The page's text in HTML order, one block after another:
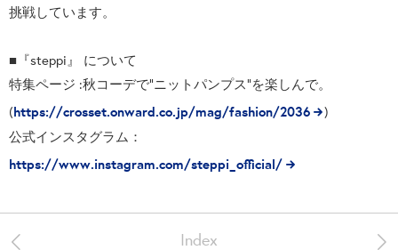
挑戦しています。
■『steppi』 について
特集ページ :秋コーデで”ニットパンプス”を楽しんで。
(https://crosset.onward.co.jp/mag/fashion/2036
)
公式インスタグラム：
https://www.instagram.com/steppi_official/
< >
Index